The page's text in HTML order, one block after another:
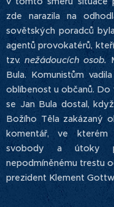
zde narazila na
sovětských poradců
agentů provokatérů,
tzv. nežádoucích osob.
Bula. Komunistům
oblíbenost u občanů. Do
se Jan Bula dostal,
Božího Těla zakázaný
komentář, ve kterém
svobody a útoky
nepodmíněnému trestu
prezident Klement